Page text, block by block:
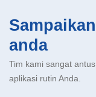
anda
Tim kami sangat
aplikasi rutin Anda.